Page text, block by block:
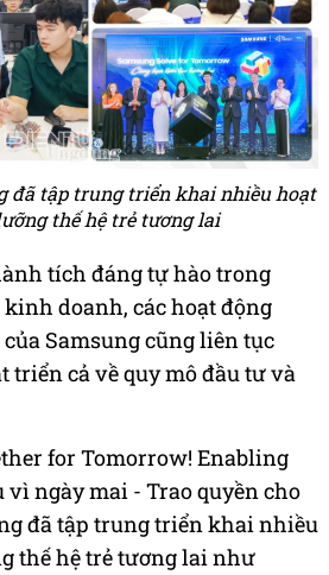
đã tập trung triển khai nhiều hoạt
thế hệ trẻ tương lai
tích đáng tự hào trong
doanh, các hoạt động
Samsung cũng liên tục
triển cả về quy mô đầu tư và
for Tomorrow! Enabling
vì ngày mai - Trao quyền cho
đã tập trung triển khai nhiều
thế hệ trẻ tương lai như